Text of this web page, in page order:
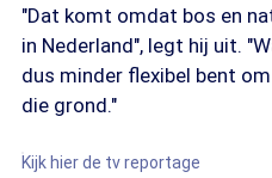
"Dat komt omdat bos en
in Nederland", legt hij uit.
dus minder flexibel bent
die grond."
Kijk hier de tv reportage